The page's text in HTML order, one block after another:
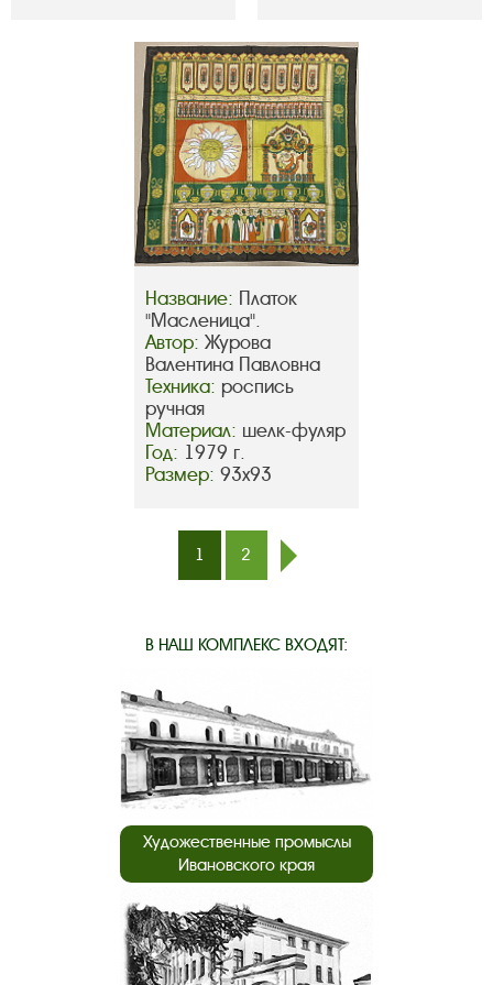
Название: Платок
"Масленица".
Автор: Журова
Валентина Павловна
Техника: роспись
ручная
Материал: шелк-фуляр
Год: 1979 г.
Размер: 93х93
1
2
В НАШ КОМПЛЕКС ВХОДЯТ:
Художественные промыслы
Ивановского края